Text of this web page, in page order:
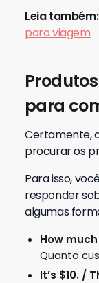
Leia também:
para viagem
para
Certamente,
procurar os
Para isso,
responder
algumas
How
Quanto
It’s $10. /